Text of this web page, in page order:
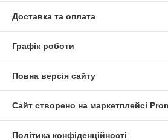
Доставка та оплата
Графік роботи
Повна версія сайту
Сайт створено на маркетплейсі
Політика конфіденційності